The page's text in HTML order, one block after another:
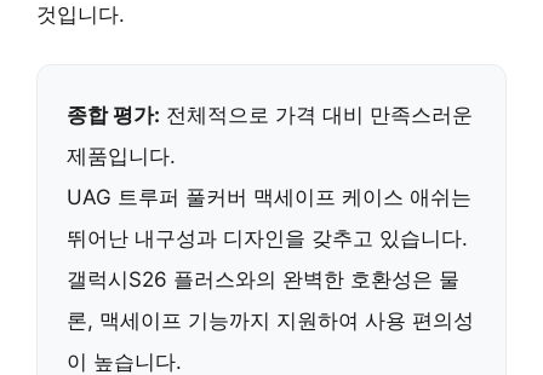
것입니다.
종합 평가: 전체적으로 가격 대비 만족스러운
제품입니다.
UAG 트루퍼 풀커버 맥세이프 케이스 애쉬는
뛰어난 내구성과 디자인을 갖추고 있습니다.
갤럭시S26 플러스와의 완벽한 호환성은 물
론, 맥세이프 기능까지 지원하여 사용 편의성
이 높습니다.